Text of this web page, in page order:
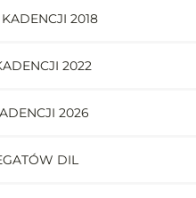
2018
2022
2026
DIL